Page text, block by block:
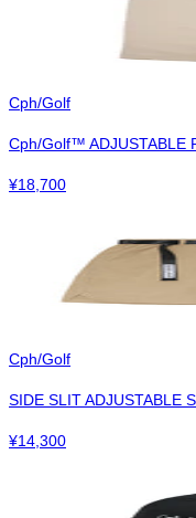
Cph/Golf
Cph/Golf™︎ ADJUSTABLE
¥18,700
Cph/Golf
SIDE SLIT ADJUSTABLE
¥14,300